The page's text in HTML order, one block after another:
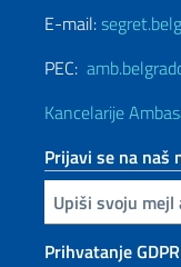
E-mail:
PEC:
Kancelarije
Prijavi se na naš
Upiši vaš imejl
Prihvatanje